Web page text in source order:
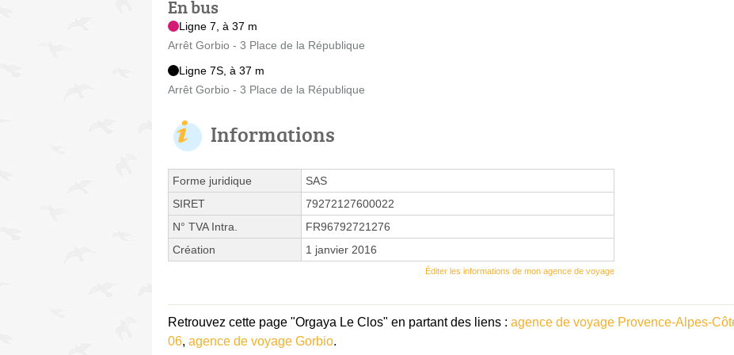
En bus
Ligne 7, à 37 m
Arrêt Gorbio - 3 Place de la République
Ligne 7S, à 37 m
Arrêt Gorbio - 3 Place de la République
Informations
Forme juridique
SAS
SIRET
79272127600022
N° TVA Intra.
FR96792721276
Création
1 janvier 2016
Éditer les informations de mon agence de voyage
Retrouvez cette page "Orgaya Le Clos" en partant des liens : agence de voyage Provence-Alpes-
06, agence de voyage Gorbio.